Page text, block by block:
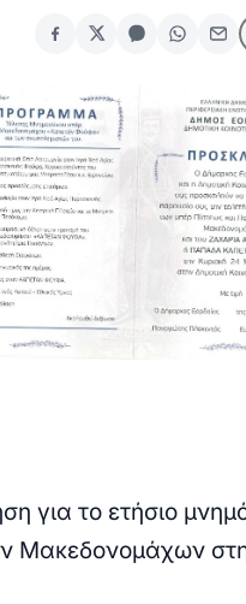
για το ετήσιο
Μακεδονομάχων